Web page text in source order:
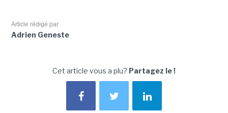
Article rédigé par
Adrien Geneste
Cet article vous a plu? Partagez le !